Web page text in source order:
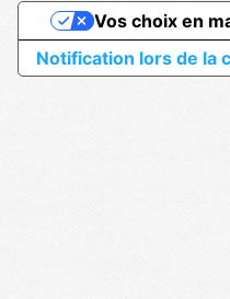
Notification lors de la
Vos choix en